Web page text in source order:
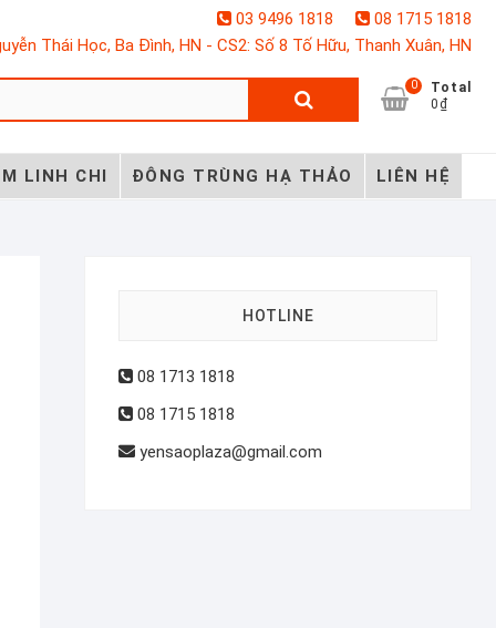
03 9496 1818
08 1715 1818
Thái Học, Ba Đình, HN - CS2: Số 8 Tố Hữu, Thanh Xuân, HN
0
Total
0₫
LINH CHI ĐÔNG TRÙNG HẠ THẢO LIÊN HỆ
HOTLINE
08 1713 1818
08 1715 1818
yensaoplaza@gmail.com